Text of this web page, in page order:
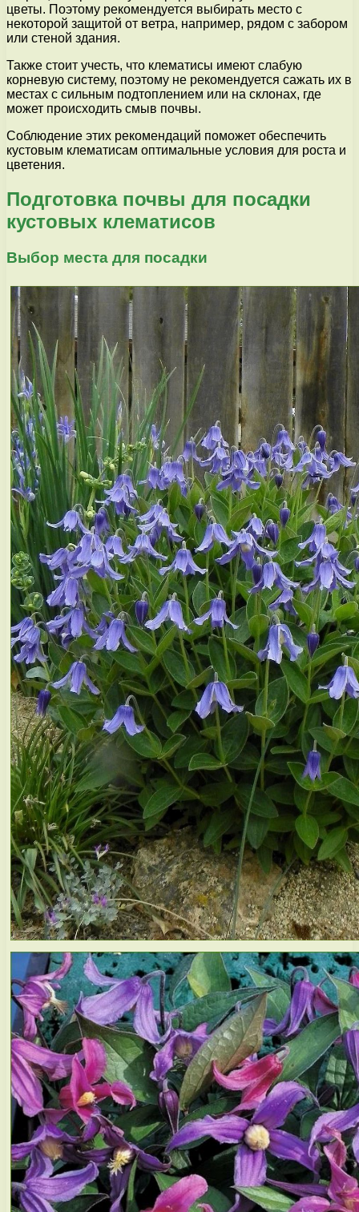
цветы. Поэтому рекомендуется выбирать место с
некоторой защитой от ветра, например, рядом с забором
или стеной здания.
Также стоит учесть, что клематисы имеют слабую
корневую систему, поэтому не рекомендуется сажать их в
местах с сильным подтоплением или на склонах, где
может происходить смыв почвы.
Соблюдение этих рекомендаций поможет обеспечить
кустовым клематисам оптимальные условия для роста и
цветения.
Подготовка почвы для посадки
кустовых клематисов
Выбор места для посадки